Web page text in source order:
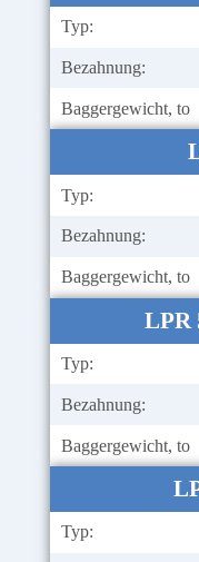
Typ:
Bezahnung:
Baggergewicht, to
Typ:
Bezahnung:
Baggergewicht, to
LPR
Typ:
Bezahnung:
Baggergewicht, to
Typ: